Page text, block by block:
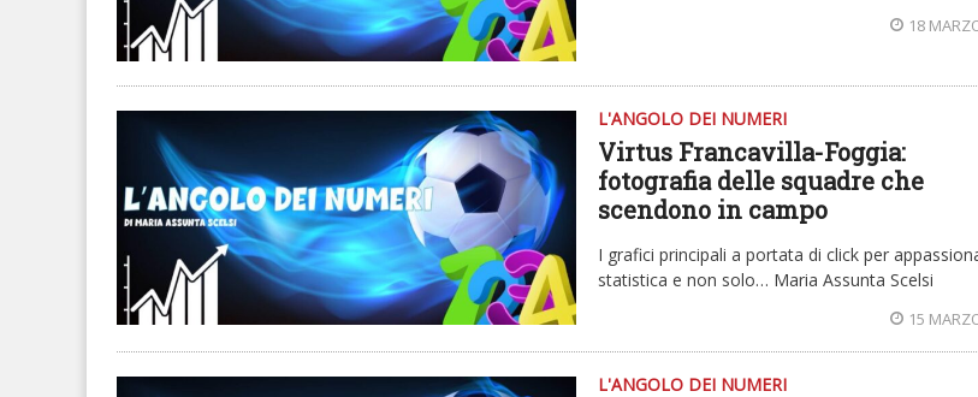
18
L'ANGOLO DEI NUMERI
Virtus Francavilla-Foggia:
fotografia delle squadre che
scendono in campo
I grafici principali a portata di click per
statistica e non solo… Maria Assunta Scelsi
15
L'ANGOLO DEI NUMERI